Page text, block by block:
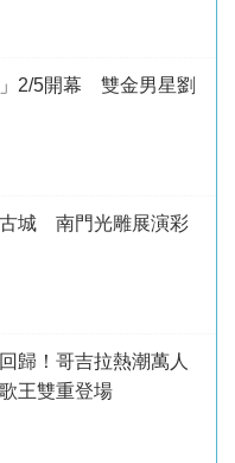
2/5開幕 雙金男星劉
古城 南門光雕展演彩
歸！哥吉拉熱潮萬人
王雙重登場